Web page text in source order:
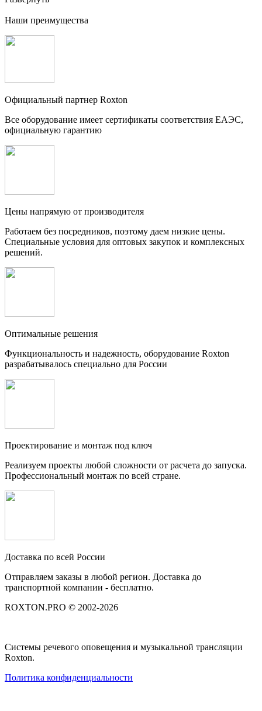
Наши преимущества
Официальный партнер Roxton
Все оборудование имеет сертификаты соответствия ЕАЭС,
официальную гарантию
Цены напрямую от производителя
Работаем без посредников, поэтому даем низкие цены.
Специальные условия для оптовых закупок и комплексных
решений.
Оптимальные решения
Функциональность и надежность, оборудование Roxton
разрабатывалось специально для России
Проектирование и монтаж под ключ
Реализуем проекты любой сложности от расчета до запуска.
Профессиональный монтаж по всей стране.
Доставка по всей России
Отправляем заказы в любой регион. Доставка до
транспортной компании - бесплатно.
ROXTON.PRO © 2002-2026
Системы речевого оповещения и музыкальной трансляции
Roxton.
Политика конфиденциальности